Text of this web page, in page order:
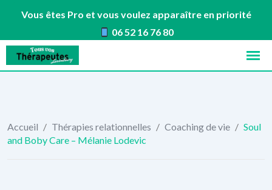
Vous êtes Pro et vous voulez apparaître en priorité
06 52 16 76 80
Skip
content
Accueil / Thérapies relationnelles / Coaching de vie / Soul
and Boby Care – Mélanie Lodevic